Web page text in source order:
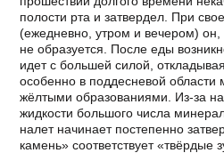
полости рта и затвердел. При
(ежедневно, утром и вечером) он,
не образуется. После еды
идет с большей силой,
особенно в поддесневой области
жёлтыми образованиями. Из-за
жидкости большого числа
налет начинает постепенно
камень» соответствует «твёрдые